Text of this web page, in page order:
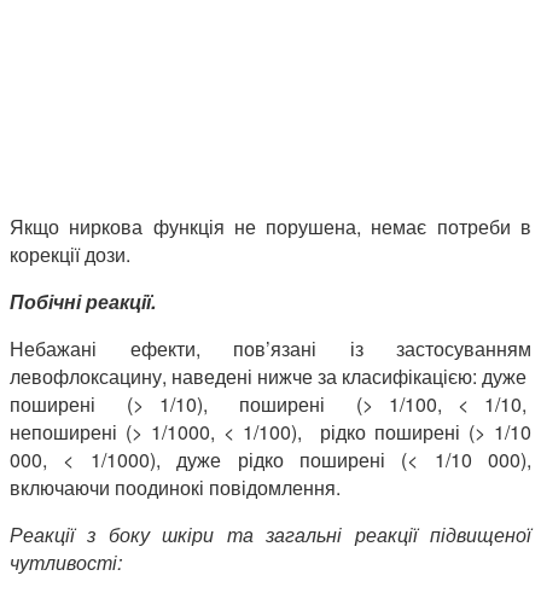
Якщо ниркова функція не порушена, немає потреби в
корекції дози.
Побічні реакції.
Небажані ефекти, пов’язані із застосуванням
левофлоксацину, наведені нижче за класифікацією: дуже
поширені (> 1/10), поширені (> 1/100, < 1/10,
непоширені (> 1/1000, < 1/100), рідко поширені (> 1/10
000, < 1/1000), дуже рідко поширені (< 1/10 000),
включаючи поодинокі повідомлення.
Реакції з боку шкіри та загальні реакції підвищеної
чутливості: